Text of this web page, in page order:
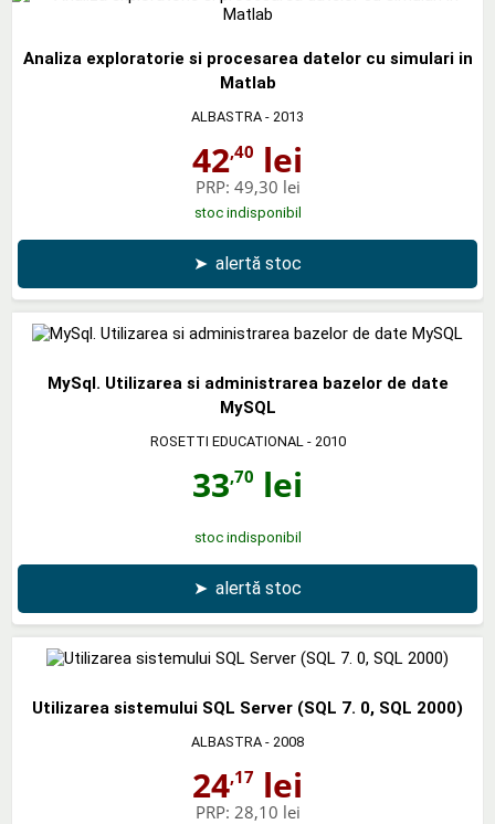
Analiza exploratorie si procesarea datelor cu simulari in
Matlab
ALBASTRA - 2013
42,40 lei
PRP: 49,30 lei
stoc indisponibil
➤ alertă stoc
MySql. Utilizarea si administrarea bazelor de date
MySQL
ROSETTI EDUCATIONAL - 2010
33,70 lei
stoc indisponibil
➤ alertă stoc
Utilizarea sistemului SQL Server (SQL 7. 0, SQL 2000)
ALBASTRA - 2008
24,17 lei
PRP: 28,10 lei